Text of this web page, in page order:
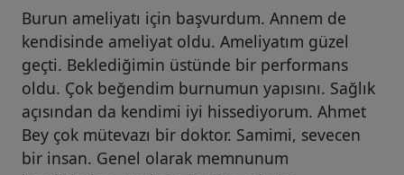
Burun ameliyatı için başvurdum. Annem de
kendisinde ameliyat oldu. Ameliyatım güzel
geçti. Beklediğimin üstünde bir performans
oldu. Çok beğendim burnumun yapısını. Sağlık
açısından da kendimi iyi hissediyorum. Ahmet
Bey çok mütevazı bir doktor. Samimi, sevecen
bir insan. Genel olarak memnunum